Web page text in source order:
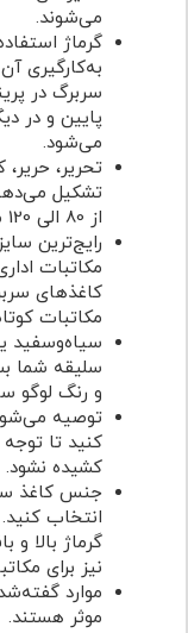
می‌شوند.
گرماژ
به‌کارگیری
سربرگ در
پایین و در
می‌شود.
تحریر،
تشکیل
از 80 الی 120 متفاوت است.
مکاتبات
مکاتبات
سیاه‌وسفید
سلیقه شما
و رنگ لوگو
توصیه
کنید تا
کشیده نشود.
جنس کاغذ
انتخاب
گرماژ بالا و
نیز برای
موارد
موثر هستند.